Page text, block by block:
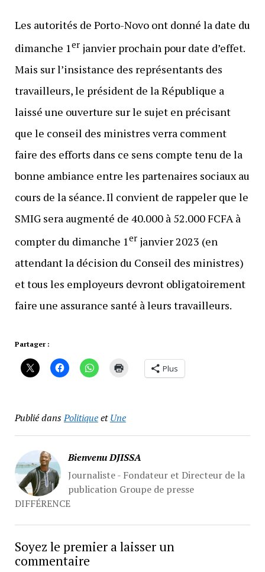
Les autorités de Porto-Novo ont donné la date du
dimanche 1 erjanvier prochain pour date d’effet.
Mais sur l’insistance des représentants des
travailleurs, le président de la République a
laissé une ouverture sur le sujet en précisant
que le conseil des ministres verra comment
faire des efforts dans ce sens compte tenu de la
bonne ambiance entre les partenaires sociaux au
cours de la séance. Il convient de rappeler que le
SMIG sera augmenté de 40.000 à 52.000 FCFA à
compter du dimanche 1 erjanvier 2023 (en
attendant la décision du Conseil des ministres)
et tous les employeurs devront obligatoirement
faire une assurance santé à leurs travailleurs.
Partager :
Plus
Publié dansPolitiqueetUne
Bienvenu DJISSA
Journaliste - Fondateur et Directeur de la
publication Groupe de presse
DIFFÉRENCE
Soyez le premier a laisser un
commentaire